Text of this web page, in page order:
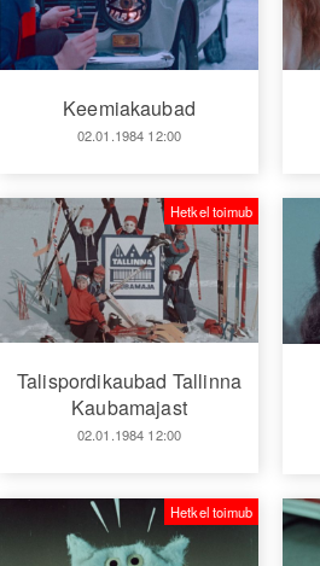
Keemiakaubad
02.01.1984 12:00
Talispordikaubad Tallinna
Kaubamajast
02.01.1984 12:00
Hetkel toimub
Hetkel toimub